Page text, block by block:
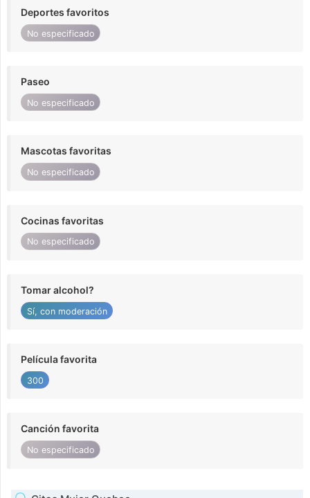
Deportes favoritos
No especificado
Paseo
No especificado
Mascotas favoritas
No especificado
Cocinas favoritas
No especificado
Tomar alcohol?
Sí, con moderación
Película favorita
300
Canción favorita
No especificado